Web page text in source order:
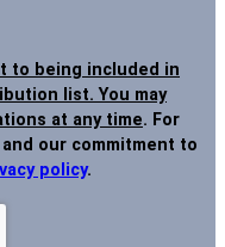
to being included in
list. You may
at any time. For
our commitment to
policy.